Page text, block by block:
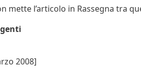
mette l’articolo in Rassegna tra
2008]